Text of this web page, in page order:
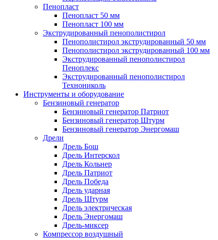
Пенопласт
Пенопласт 50 мм
Пенопласт 100 мм
Экструдированный пенополистирол
Пенополистирол экструдированный 50 мм
Пенополистирол экструдированный 100 мм
Экструдированный пенополистирол
Пеноплекс
Экструдированный пенополистирол
Технониколь
Инструменты и оборудование
Бензиновый генератор
Бензиновый генератор Патриот
Бензиновый генератор Штурм
Бензиновый генератор Энергомаш
Дрели
Дрель Бош
Дрель Интерскол
Дрель Кольнер
Дрель Патриот
Дрель Победа
Дрель ударная
Дрель Штурм
Дрель электрическая
Дрель Энергомаш
Дрель-миксер
Компрессор воздушный